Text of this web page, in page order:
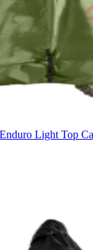
Light Top